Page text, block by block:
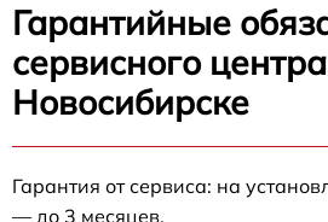
Гарантийные
сервисного
Новосибирске
Гарантия от сервиса: на
— до 3 месяцев.